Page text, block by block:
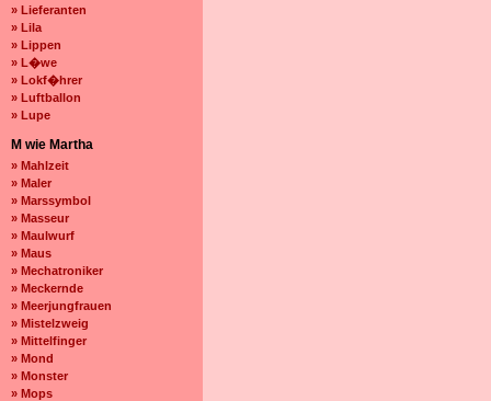
» Lieferanten
» Lila
» Lippen
» L�we
» Lokf�hrer
» Luftballon
» Lupe
M wie Martha
» Mahlzeit
» Maler
» Marssymbol
» Masseur
» Maulwurf
» Maus
» Mechatroniker
» Meckernde
» Meerjungfrauen
» Mistelzweig
» Mittelfinger
» Mond
» Monster
» Mops